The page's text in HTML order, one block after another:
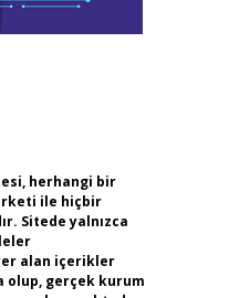
herhangi bir
ile hiçbir
Sitede yalnızca
alan içerikler
olup, gerçek kurum